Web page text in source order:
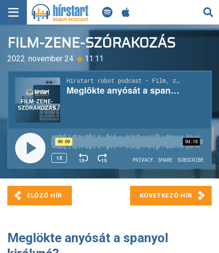
KERESÉS
KEZDŐLAP
FRISS HÍREK
TECH HÍREK
FILM-ZENE-SZÓRAKOZÁS
PLAYLIST
MI AZ A ROBOT PODCAST?
FILM-ZENE-SZÓRAKOZÁS
2022. november 24. ◆ 11:11
Meglökte anyósát a spanyol